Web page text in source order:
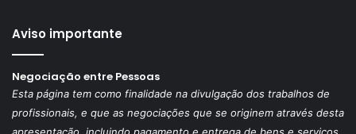
Aviso importante
Negociação entre Pessoas
Esta página tem como finalidade na divulgação dos trabalhos de
profissionais, e que as negociações que se originem através desta